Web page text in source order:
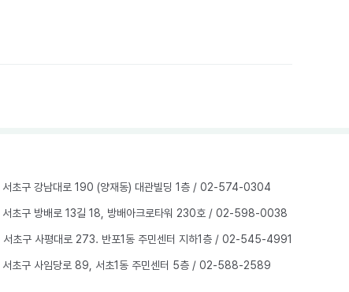
초구 강남대로 190 (양재동) 대관빌딩 1층 / 02-574-0304
초구 방배로 13길 18, 방배아크로타워 230호 / 02-598-0038
초구 사평대로 273. 반포1동 주민센터 지하1층 / 02-545-4991
초구 사임당로 89, 서초1동 주민센터 5층 / 02-588-2589